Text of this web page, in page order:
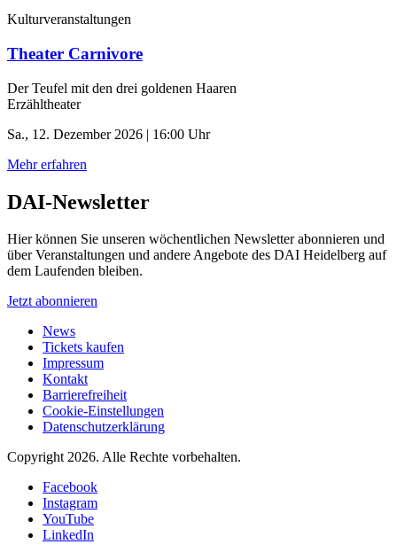
Kulturveranstaltungen
Theater Carnivore
Der Teufel mit den drei goldenen Haaren
Erzähltheater
Sa., 12. Dezember 2026 | 16:00 Uhr
Mehr erfahren
DAI-Newsletter
Hier können Sie unseren wöchentlichen Newsletter abonnieren und
über Veranstaltungen und andere Angebote des DAI Heidelberg auf
dem Laufenden bleiben.
Jetzt abonnieren
News
Tickets kaufen
Impressum
Kontakt
Barrierefreiheit
Cookie-Einstellungen
Datenschutzerklärung
Copyright 2026. Alle Rechte vorbehalten.
Facebook
Instagram
YouTube
LinkedIn